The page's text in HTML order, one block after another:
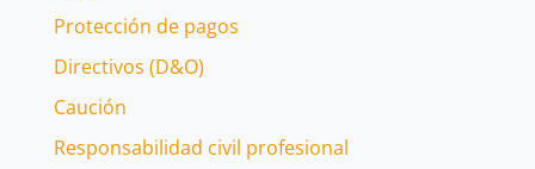
Protección de pagos
Directivos (D&O)
Caución
Responsabilidad civil profesional